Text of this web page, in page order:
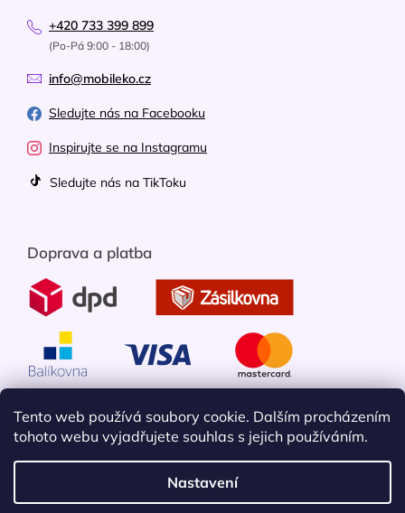
Tento web používá soubory cookie. Dalším procházením
tohoto webu vyjadřujete souhlas s jejich používáním.
Nastavení
+420 733 399 899
(Po-Pá 9:00 - 18:00)
info@mobileko.cz
Sledujte nás na Facebooku
Inspirujte se na Instagramu
Sledujte nás na TikToku
Doprava a platba
Vytvořil Shoptet